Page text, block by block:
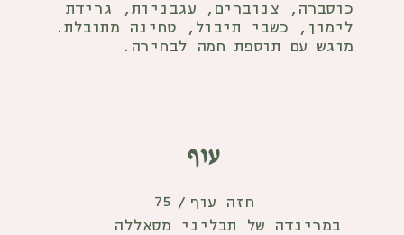
כוסברה, צנוברים, עגבניות, גרידת
לימון, כשבי תיבול, טחינה מתובלת.
מוגש עם תוספת חמה לבחירה.
עוף
75 / חזה עוף
במרינדה של תבליני מסאללה